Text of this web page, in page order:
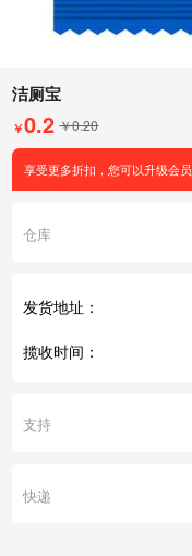
洁厕宝
￥0.2 ￥0.20
享受更多折扣，您可以升级会员
仓库
发货地址：
揽收时间：
支持
快递